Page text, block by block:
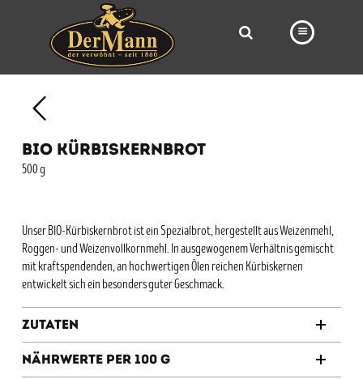
BÄCKEREI
VORBESTELLUNG
NEWS
KARRIERE
BIO KÜRBISKERNBROT
500 g
Unser BIO-Kürbiskernbrot ist ein Spezialbrot, hergestellt aus Weizenmehl,
Roggen- und Weizenvollkornmehl. In ausgewogenem Verhältnis gemischt
mit kraftspendenden, an hochwertigen Ölen reichen Kürbiskernen
entwickelt sich ein besonders guter Geschmack.
Zutaten
Nährwerte per 100 g